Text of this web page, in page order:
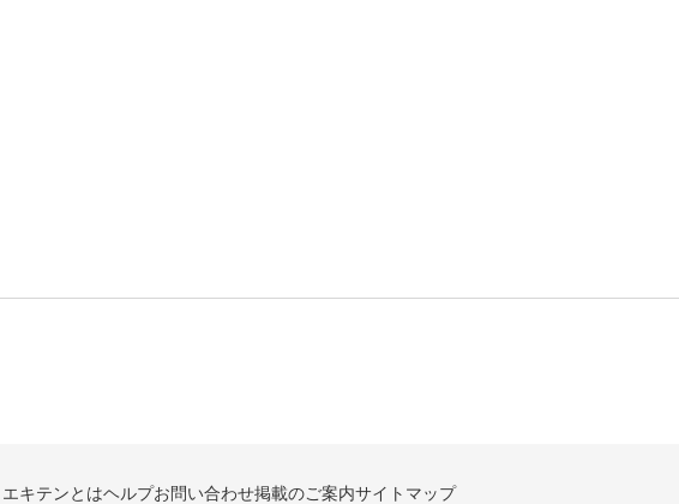
エキテンとはヘルプお問い合わせ掲載のご案内サイトマップ